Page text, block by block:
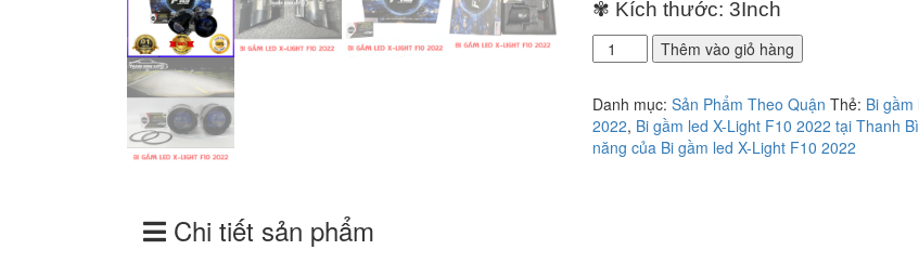
✾ Kích thước: 3Inch
Địa
chỉ
bi
gầm
Led
Thêm vào giỏ hàng
Danh mục: Sản Phẩm Theo Quận Thẻ: Bi gầm
2022, Bi gầm led X-Light F10 2022 tại Thanh
năng của Bi gầm led X-Light F10 2022
Chi tiết sản phẩm